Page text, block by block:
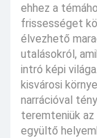
ehhez a
frissességet
élvezhető
utalásokról,
intró képi
kisvárosi
narrációval
teremteniük
együltő